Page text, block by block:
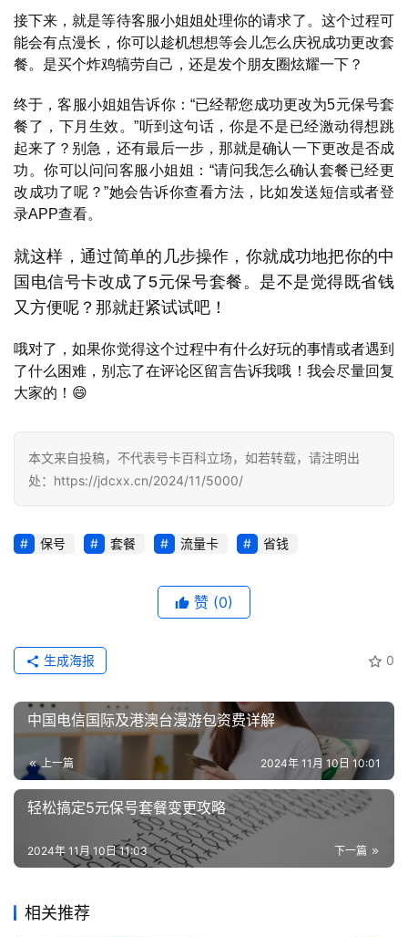
首
号
卡
百
科
防
诈
知
行
业
流
量
卡
推
码
认
增
值
业
务
登录 注册
接下来，就是等待客服小姐姐处理你的请求了。这个过程可
能会有点漫长，你可以趁机想想等会儿怎么庆祝成功更改套
餐。是买个炸鸡犒劳自己，还是发个朋友圈炫耀一下？
终于，客服小姐姐告诉你：“已经帮您成功更改为5元保号套
餐了，下月生效。”听到这句话，你是不是已经激动得想跳
起来了？别急，还有最后一步，那就是确认一下更改是否成
功。你可以问问客服小姐姐：“请问我怎么确认套餐已经更
改成功了呢？”她会告诉你查看方法，比如发送短信或者登
录APP查看。
就这样，通过简单的几步操作，你就成功地把你的中
国电信号卡改成了5元保号套餐。是不是觉得既省钱
又方便呢？那就赶紧试试吧！
哦对了，如果你觉得这个过程中有什么好玩的事情或者遇到
了什么困难，别忘了在评论区留言告诉我哦！我会尽量回复
大家的！😄
本文来自投稿，不代表号卡百科立场，如若转载，请注明出
处：https://jdcxx.cn/2024/11/5000/
保号 套餐 流量卡 省钱
赞 (0)
0
生成海报
中国电信国际及港澳台漫游包资费详解
上一篇 2024年 11月 10日 10:01
轻松搞定5元保号套餐变更攻略
下一篇
2024年 11月 10日 11:03
相关推荐